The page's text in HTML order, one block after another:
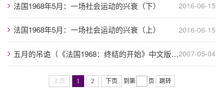
法国1968年5月：一场社会运动的兴衰（下） 2016-06-15
法国1968年5月：一场社会运动的兴衰（上） 2016-06-15
五月的吊诡（《法国1968：终结的开始》中文版序）2007-05-04
上页 1 2 下页 到第 页 跳转